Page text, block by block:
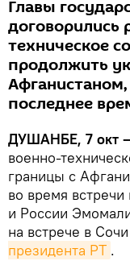
Главы
договорились
техническое
продолжить
Афганистаном,
последнее
ДУШАНБЕ, 7 окт
военно-
границы с
во время встречи
и России
на встрече в
президента РТ .